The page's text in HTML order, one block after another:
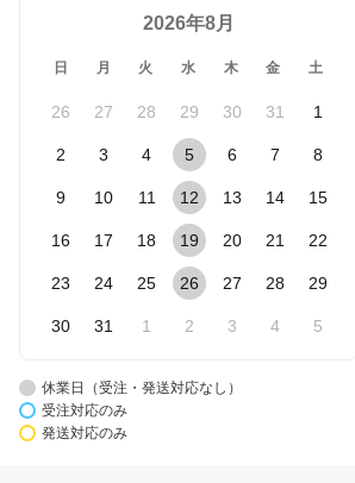
2026年8月
日 月 火 水 木 金 土
26 27 28 29 30 31 1
2 3 4 5 6 7 8
9 10 11 12 13 14 15
16 17 18 19 20 21 22
23 24 25 26 27 28 29
30 31 1 2 3 4 5
休業日（受注・発送対応なし）
受注対応のみ
発送対応のみ